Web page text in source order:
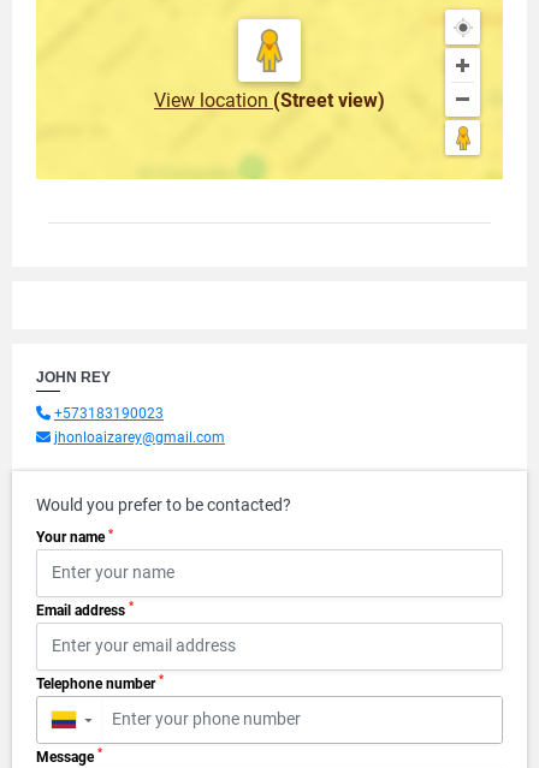
View location (Street view)
JOHN REY
+573183190023
jhonloaizarey@gmail.com
Would you prefer to be contacted?
Your name *
Email address *
Telephone number *
▼
Message *